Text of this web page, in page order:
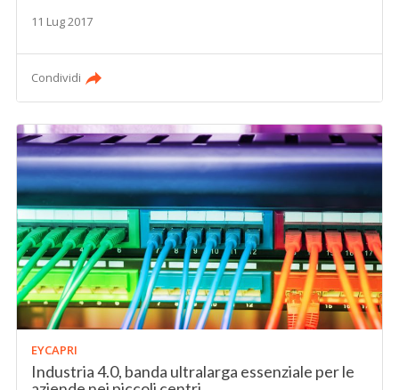
11 Lug 2017
Condividi
EYCAPRI
Industria 4.0, banda ultralarga essenziale per le